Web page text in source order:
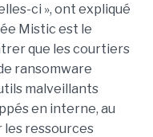
ci », ont expliqué
Mistic est le
que les courtiers
ransomware
malveillants
en interne, au
les ressources